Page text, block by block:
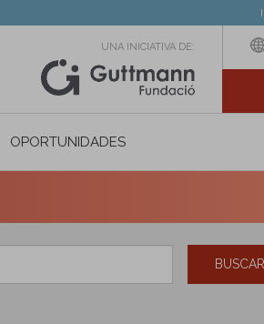
UNA INICIATIVA DE:
SOCIAL
OPORTUNIDADES
BUSCAR